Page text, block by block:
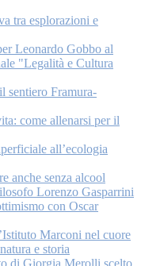
tra esplorazioni e
Leonardo Gobbo al
"Legalità e Cultura
sentiero Framura-
come allenarsi per il
all’ecologia
anche senza alcool
Lorenzo Gasparrini
con Oscar
Marconi nel cuore
e storia